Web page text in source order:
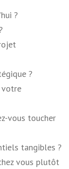
?
?
votre
vous toucher
tangibles ?
vous plutôt